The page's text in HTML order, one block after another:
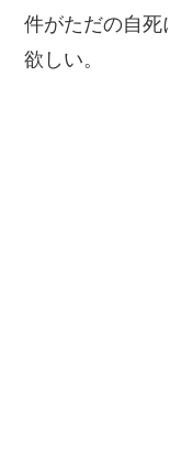
件がただの自死
欲しい。